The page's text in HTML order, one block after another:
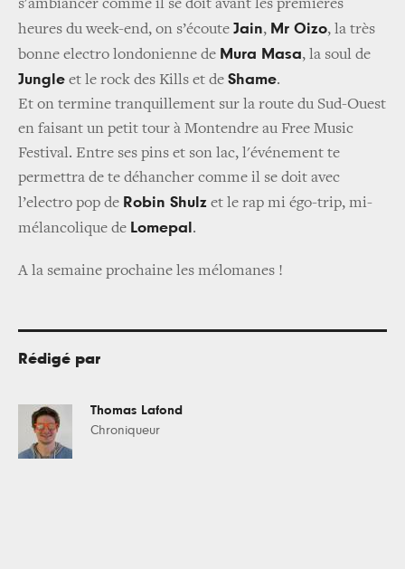
s'ambiancer comme il se doit avant les premières
heures du week-end, on s’écoute Jain, Mr Oizo, la très
bonne electro londonienne de Mura Masa, la soul de
Jungle et le rock des Kills et de Shame.
Et on termine tranquillement sur la route du Sud-Ouest
en faisant un petit tour à Montendre au Free Music
Festival. Entre ses pins et son lac, l'événement te
permettra de te déhancher comme il se doit avec
l’electro pop de Robin Shulz et le rap mi égo-trip, mi-
mélancolique de Lomepal .
A la semaine prochaine les mélomanes !
Rédigé par
Thomas Lafond
Chroniqueur